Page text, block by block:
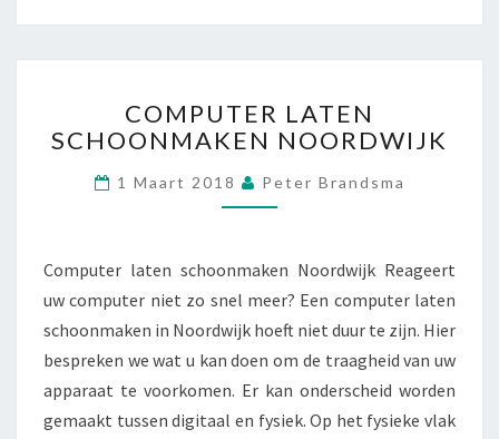
E
P
R
B
L
M
E
N
O
M
U
T
R
A
T
E
N
C
COMPUTER LATEN
SCHOONMAKEN NOORDWIJK
1 Maart 2018 Peter Brandsma
Computer laten schoonmaken Noordwijk Reageert
uw computer niet zo snel meer? Een computer laten
schoonmaken in Noordwijk hoeft niet duur te zijn. Hier
bespreken we wat u kan doen om de traagheid van uw
apparaat te voorkomen. Er kan onderscheid worden
gemaakt tussen digitaal en fysiek. Op het fysieke vlak